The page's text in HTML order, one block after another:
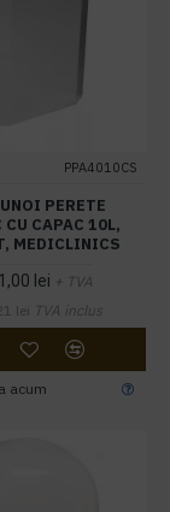
PPA4010CS
PERETE
CAPAC 10L,
MEDICLINICS
lei + TVA
lei TVA inclus
acum